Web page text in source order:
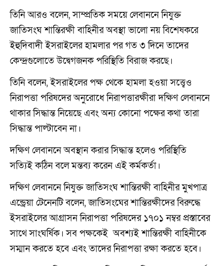
তিনি আরও বলেন, সাম্প্রতিক সময়ে লেবাননে নিযুক্ত
জাতিসংঘ শান্তিরক্ষী বাহিনীর অবস্থা ভালো নয় বিশেষকরে
ইহুদিবাদী ইসরাইলের হামলার পর গত ৩ দিনে তাদের
কেন্দ্রগুলোতে উদ্বেগজনক পরিস্থিতি বিরাজ করছে।
তিনি বলেন, ইসরাইলের পক্ষ থেকে হামলা হওয়া সত্ত্বেও
নিরাপত্তা পরিষদের অনুরোধে নিরাপত্তারক্ষীরা দক্ষিণ লেবাননে
থাকার সিদ্ধান্ত নিয়েছে এবং অন্য কোনো পক্ষের কথা তারা
সিদ্ধান্ত পাল্টাবেন না।
দক্ষিণ লেবাননে অবস্থান করার সিদ্ধান্ত হলেও পরিস্থিতি
সত্যিই কঠিন বলে মন্তব্য করেন এই কর্মকর্তা।
দক্ষিণ লেবাননে নিযুক্ত জাতিসংঘ শান্তিরক্ষী বাহিনীর মুখপাত্র
এন্ড্রেয়া টেনেনটি বলেন, জাতিসংঘের শান্তিরক্ষীদের বিরুদ্ধে
ইসরাইলের আগ্রাসন নিরাপত্তা পরিষদের ১৭০১ নম্বর প্রস্তাবের
সাথে সাংঘর্ষিক। সব পক্ষকেই অবশ্যই শান্তিরক্ষী বাহিনীকে
সম্মান করতে হবে এবং তাদের নিরাপত্তা রক্ষা করতে হবে।